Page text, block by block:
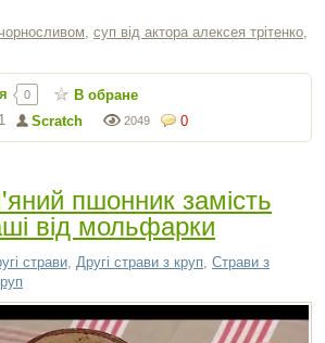
суп від актора алексея трітенко
0
2049
Scratch
0 В обране
пшонник замість
від мольфарки
страви Другі страви з круп Страви з